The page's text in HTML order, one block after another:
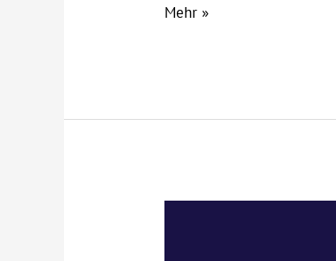
Demokratische
Recht
im
Mehr »